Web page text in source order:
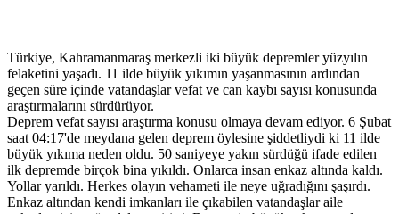
Türkiye, Kahramanmaraş merkezli iki büyük depremler yüzyılın
felaketini yaşadı. 11 ilde büyük yıkımın yaşanmasının ardından
geçen süre içinde vatandaşlar vefat ve can kaybı sayısı konusunda
araştırmalarını sürdürüyor.
Deprem vefat sayısı araştırma konusu olmaya devam ediyor. 6 Şubat
saat 04:17'de meydana gelen deprem öylesine şiddetliydi ki 11 ilde
büyük yıkıma neden oldu. 50 saniyeye yakın sürdüğü ifade edilen
ilk depremde birçok bina yıkıldı. Onlarca insan enkaz altında kaldı.
Yollar yarıldı. Herkes olayın vehameti ile neye uğradığını şaşırdı.
Enkaz altından kendi imkanları ile çıkabilen vatandaşlar aile